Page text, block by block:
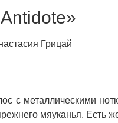
Грицай
с металлическими
мяуканья. Есть